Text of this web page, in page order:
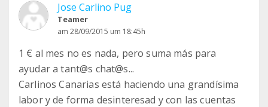
Jose Carlino Pug
Teamer
am 28/09/2015 um 18:45h
1 € al mes no es nada, pero suma más para
ayudar a tant@s chat@s...
Carlinos Canarias está haciendo una grandísima
labor y de forma desinteresad y con las cuentas